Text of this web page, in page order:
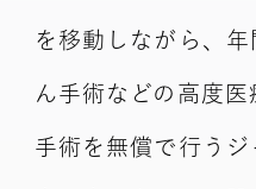
を移動しながら、
ん手術などの高度
手術を無償で行う